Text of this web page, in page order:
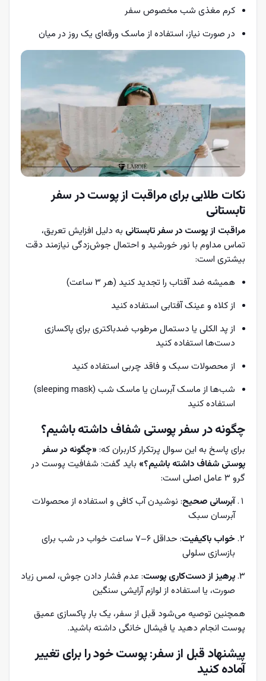
کرم مغذی شب مخصوص سفر
در صورت نیاز، استفاده از ماسک ورقه‌ای یک روز در میان
نکات طلایی برای مراقبت از پوست در سفر
تابستانی
مراقبت از پوست در سفر تابستانی به دلیل افزایش تعریق،
تماس مداوم با نور خورشید و احتمال جوش‌زدگی نیازمند دقت
بیشتری است:
همیشه ضد آفتاب را تجدید کنید (هر ۳ ساعت)
از کلاه و عینک آفتابی استفاده کنید
از پد الکلی یا دستمال مرطوب ضدباکتری برای پاکسازی
دست‌ها استفاده کنید
از محصولات سبک و فاقد چربی استفاده کنید
شب‌ها از ماسک آبرسان یا ماسک شب (sleeping mask)
استفاده کنید
چگونه در سفر پوستی شفاف داشته باشیم؟
برای پاسخ به این سوال پرتکرار کاربران که: «چگونه در سفر
پوستی شفاف داشته باشیم؟» باید گفت: شفافیت پوست در
گرو ۳ عامل اصلی است:
آبرسانی صحیح: نوشیدن آب کافی و استفاده از محصولات
آبرسان سبک
خواب باکیفیت
: حداقل ۶–۷ ساعت خواب در شب برای
بازسازی سلولی
پرهیز از دست‌کاری پوست: عدم فشار دادن جوش، لمس زیاد
صورت، یا استفاده از لوازم آرایشی سنگین
همچنین توصیه می‌شود قبل از سفر، یک بار پاکسازی عمیق
پوست انجام دهید یا فیشال خانگی داشته باشید.
پیشنهاد قبل از سفر: پوست خود را برای تغییر
آماده کنید